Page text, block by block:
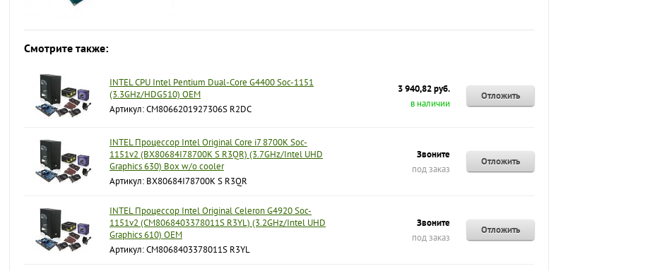
Смотрите также:
INTEL CPU Intel Pentium Dual-Core G4400 Soc-1151
(3.3GHz/HDG510) OEM
Артикул: CM8066201927306S R2DC
3 940,82 руб.
в наличии
Отложить
INTEL Процессор Intel Original Core i7 8700K Soc-
1151v2 (BX80684I78700K S R3QR) (3.7GHz/Intel UHD
Graphics 630) Box w/o cooler
Артикул: BX80684I78700K S R3QR
Звоните
под заказ
Отложить
INTEL Процессор Intel Original Celeron G4920 Soc-
1151v2 (CM8068403378011S R3YL) (3.2GHz/Intel UHD
Graphics 610) OEM
Артикул: CM8068403378011S R3YL
Звоните
под заказ
Отложить